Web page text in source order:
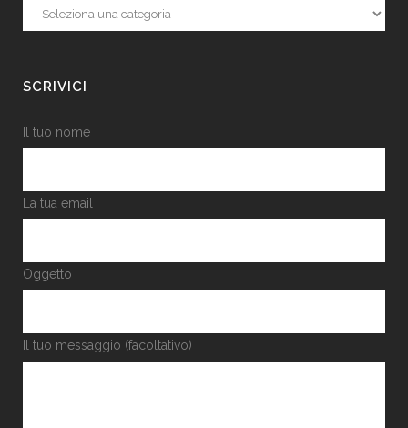
Categorie
SCRIVICI
Il tuo nome
La tua email
Oggetto
Il tuo messaggio (facoltativo)